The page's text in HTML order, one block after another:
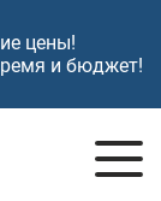
цены!
и бюджет!